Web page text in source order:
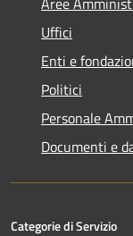
Uffici
Enti e
Politici
Personale
Documenti e
Categorie di Servizio